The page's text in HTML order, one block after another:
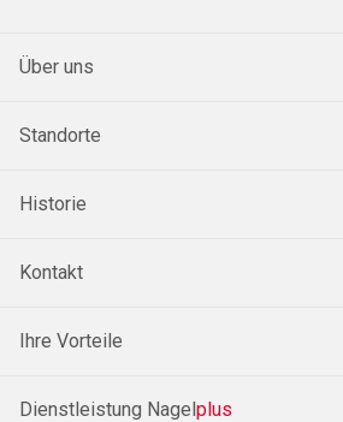
Über uns
Standorte
Historie
Kontakt
Ihre Vorteile
Dienstleistung Nagelplus